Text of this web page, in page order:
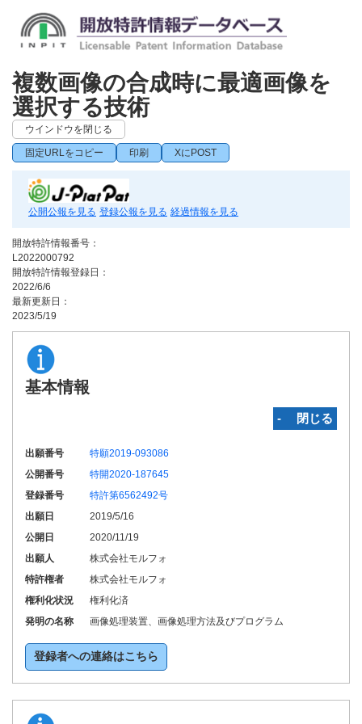
複数画像の合成時に最適画像を
選択する技術
ウインドウを閉じる
固定URLをコピー 印刷 XにPOST
公開公報を見る 登録公報を見る 経過情報を見る
開放特許情報番号：
L2022000792
開放特許情報登録日：
2022/6/6
最新更新日：
2023/5/19
基本情報
‐ 閉じる
出願番号
特願2019-093086
公開番号
特開2020-187645
登録番号
特許第6562492号
出願日
2019/5/16
公開日
2020/11/19
出願人
株式会社モルフォ
特許権者
株式会社モルフォ
権利化状況
権利化済
発明の名称
画像処理装置、画像処理方法及びプログラム
登録者への連絡はこちら